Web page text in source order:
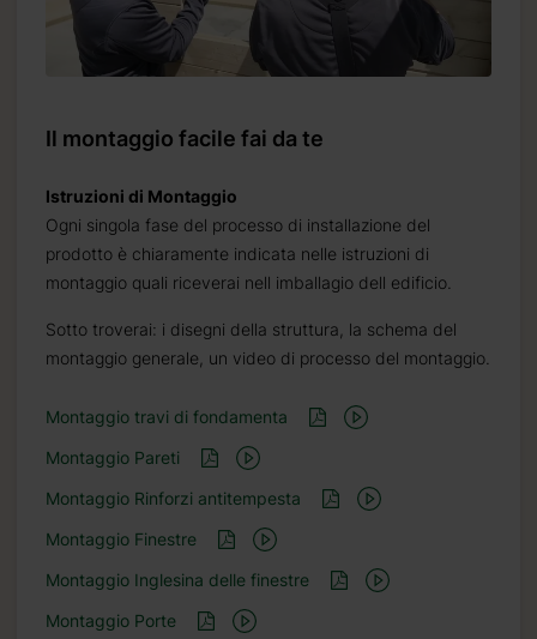
Il montaggio facile fai da te
Istruzioni di Montaggio
Ogni singola fase del processo di installazione del
prodotto è chiaramente indicata nelle istruzioni di
montaggio quali riceverai nell imballagio dell edificio.
Sotto troverai: i disegni della struttura, la schema del
montaggio generale, un video di processo del montaggio.
Montaggio travi di fondamenta
Montaggio Pareti
Montaggio Rinforzi antitempesta
Montaggio Finestre
Montaggio Inglesina delle finestre
Montaggio Porte